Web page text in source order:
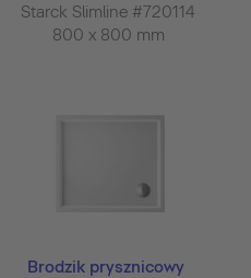
Starck Slimline #720114
800 x 800 mm
Brodzik prysznicowy